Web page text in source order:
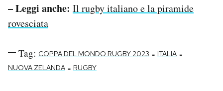
– Leggi anche: Il rugby italiano e la piramide
rovesciata
Tag: COPPA DEL MONDO RUGBY 2023 - ITALIA -
NUOVA ZELANDA - RUGBY